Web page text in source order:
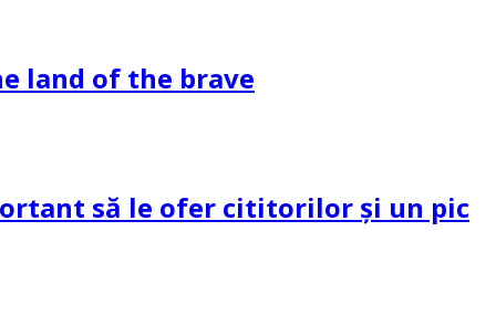
land of the brave
să le ofer cititorilor și un pic